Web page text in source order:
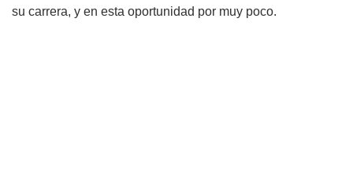
su carrera, y en esta oportunidad por muy poco.